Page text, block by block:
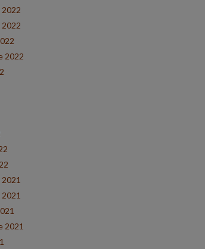
2022
2021